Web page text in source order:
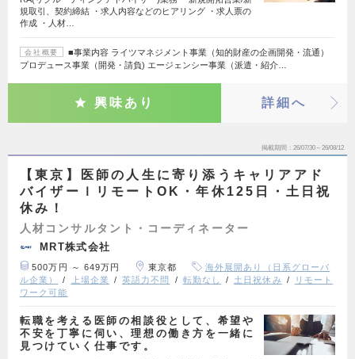
規取引、契約締結 ・求人内容などのヒアリング ・求人票の
作成 ・人材…
会社概要
■事業内容 ライツマネジメント事業（知的財産の企画開発・流通）
プロデュース事業（開発・請負) エージェンシー事業（派遣・紹介…
興味あり 詳細へ
掲載期間 26/07/30～26/08/12
【東京】医師の人生に寄り添うキャリアアド
バイザーｌリモートOK・年休125日・土日祝
休み！
人材コンサルタント・コーディネーター
MRT株式会社
500万円 ～ 649万円 東京都
海外展開あり（日系グローバ
ル企業）
上場企業 英語力不問 転勤なし 土日祝休み
リモート
ワーク可能
転職を考える医師の相談役として、希望や
不安を丁寧に伺い、理想の働き方を一緒に
見つけていく仕事です。